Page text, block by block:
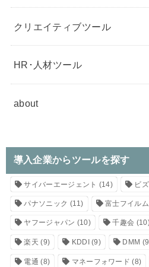
クリエイティブツール
HR･人材ツール
about
導入企業からツールを探す
サイバーエージェント (14) ビ
パナソニック (11) 富士フイルム
ヤフージャパン (10) 千趣会
楽天 (9) KDDI (9) DMM
電通 (8) マネーフォワード (8)